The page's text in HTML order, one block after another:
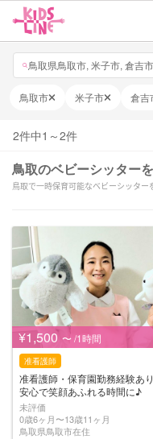
鳥取市 米子市 倉吉
2件中1 ～2件
鳥取のベビーシッター
鳥取で一時保育可能なベビーシッタ
で笑顔あふれる時間に♪」「保育歴
保育も可能です。1時間だけの短時間
や病後児の保育もお任せください。
生児(0歳)や乳児などの赤ちゃんから
日祝日だけベビーシッターをお願いし
ビスもございます。
¥1,500 〜 /1時間
准看護師
准看護師・保育園勤務経験あ
安心で笑顔あふれる時間に♪
未評価
0歳6ヶ月〜13歳11ヶ月
鳥取県鳥取市在住